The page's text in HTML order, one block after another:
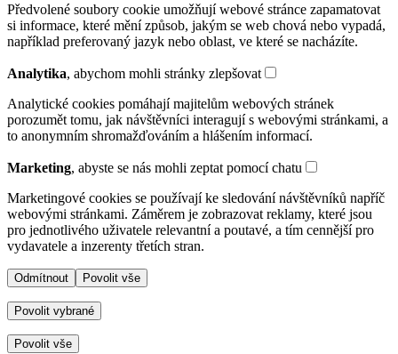
Předvolené soubory cookie umožňují webové stránce zapamatovat
si informace, které mění způsob, jakým se web chová nebo vypadá,
například preferovaný jazyk nebo oblast, ve které se nacházíte.
Analytika, abychom mohli stránky zlepšovat
Analytické cookies pomáhají majitelům webových stránek
porozumět tomu, jak návštěvníci interagují s webovými stránkami, a
to anonymním shromažďováním a hlášením informací.
Marketing, abyste se nás mohli zeptat pomocí chatu
Marketingové cookies se používají ke sledování návštěvníků napříč
webovými stránkami. Záměrem je zobrazovat reklamy, které jsou
pro jednotlivého uživatele relevantní a poutavé, a tím cennější pro
vydavatele a inzerenty třetích stran.
Odmítnout Povolit vše
Povolit vybrané
Povolit vše